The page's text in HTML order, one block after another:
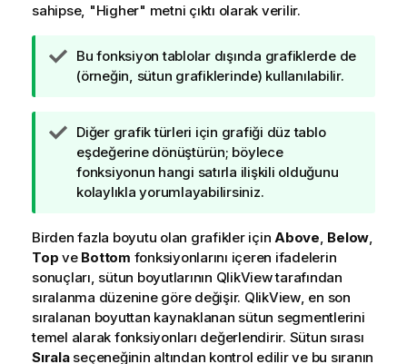
sahipse, "Higher" metni çıktı olarak verilir.
İ
p
u
n
o
t
Bu fonksiyon tablolar dışında grafiklerde de
(örneğin, sütun grafiklerinde) kullanılabilir.
İ
p
u
c
n
o
t
u
Diğer grafik türleri için grafiği düz tablo
eşdeğerine dönüştürün; böylece
fonksiyonun hangi satırla ilişkili olduğunu
kolaylıkla yorumlayabilirsiniz.
Birden fazla boyutu olan grafikler için Above, Below,
Top ve Bottom fonksiyonlarını içeren ifadelerin
sonuçları, sütun boyutlarının QlikViewtarafından
sıralanma düzenine göre değişir. QlikView, en son
sıralanan boyuttan kaynaklanan sütun segmentlerini
temel alarak fonksiyonları değerlendirir. Sütun sırası
Sıralaseçeneğinin altından kontrol edilir ve bu sıranın